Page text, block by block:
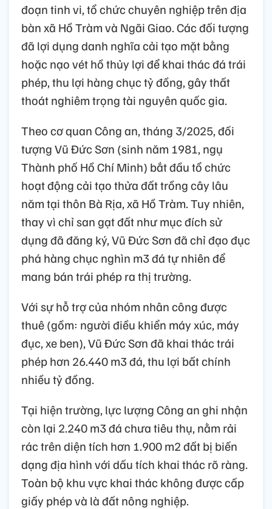
đoạn tinh vi, tổ chức chuyên nghiệp trên địa
bàn xã Hồ Tràm và Ngãi Giao. Các đối tượng
đã lợi dụng danh nghĩa cải tạo mặt bằng
hoặc nạo vét hồ thủy lợi để khai thác đá trái
phép, thu lợi hàng chục tỷ đồng, gây thất
thoát nghiêm trọng tài nguyên quốc gia.
Theo cơ quan Công an, tháng 3/2025, đối
tượng Vũ Đức Sơn (sinh năm 1981, ngụ
Thành phố Hồ Chí Minh) bắt đầu tổ chức
hoạt động cải tạo thửa đất trồng cây lâu
năm tại thôn Bà Rịa, xã Hồ Tràm. Tuy nhiên,
thay vì chỉ san gạt đất như mục đích sử
dụng đã đăng ký, Vũ Đức Sơn đã chỉ đạo đục
phá hàng chục nghìn m3 đá tự nhiên để
mang bán trái phép ra thị trường.
Với sự hỗ trợ của nhóm nhân công được
thuê (gồm: người điều khiển máy xúc, máy
đục, xe ben), Vũ Đức Sơn đã khai thác trái
phép hơn 26.440 m3 đá, thu lợi bất chính
nhiều tỷ đồng.
Tại hiện trường, lực lượng Công an ghi nhận
còn lại 2.240 m3 đá chưa tiêu thụ, nằm rải
rác trên diện tích hơn 1.900 m2 đất bị biến
dạng địa hình với dấu tích khai thác rõ ràng.
Toàn bộ khu vực khai thác không được cấp
giấy phép và là đất nông nghiệp.